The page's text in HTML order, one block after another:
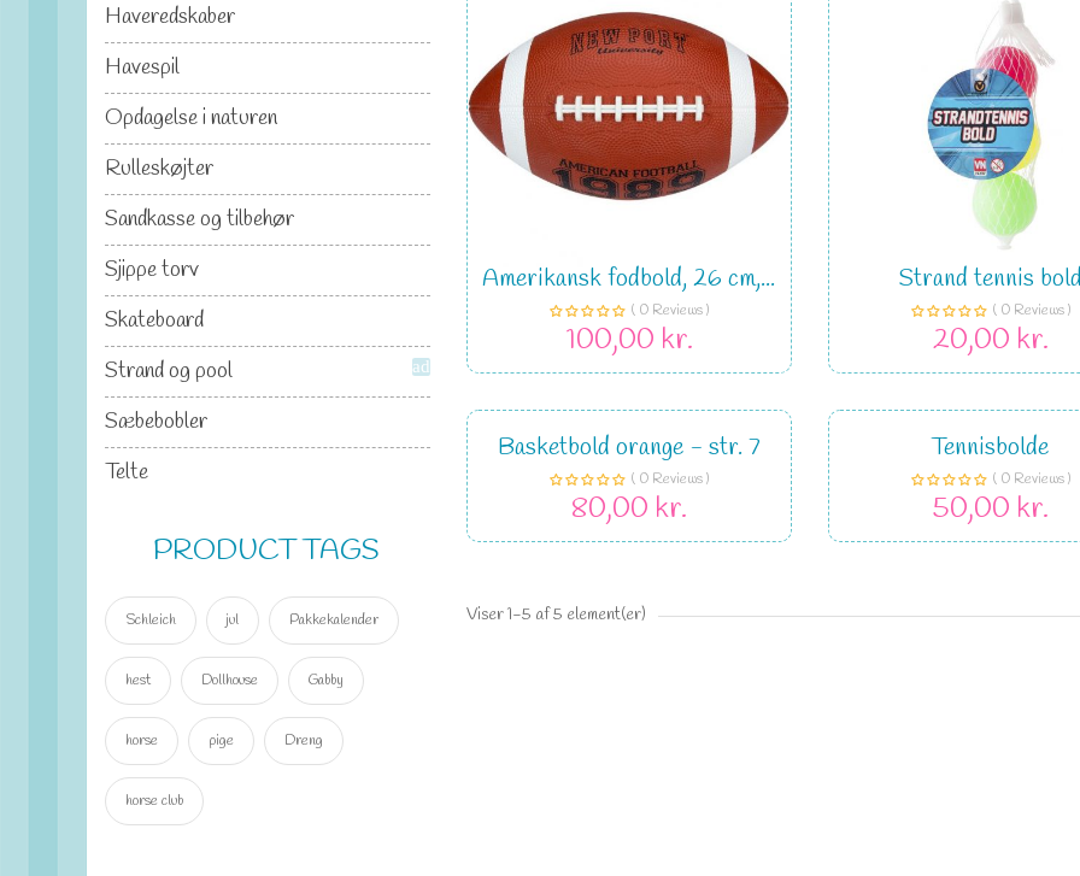
Haveredskaber
Havespil
Opdagelse i naturen
Rulleskøjter
Sandkasse og tilbehør
Sjippe torv
Skateboard
Strand og pool
add
Sæbebobler
Telte
PRODUCT TAGS
Schleich jul Pakkekalender
hest Dollhouse Gabby
horse pige Dreng
horse club
Amerikansk fodbold, 26 cm,...
( 0 Reviews )
100,00 kr.
Strand tennis
( 0 Reviews )
20,00 kr.
Basketbold orange - str. 7
( 0 Reviews )
80,00 kr.
Tennisbolde
( 0 Reviews )
50,00 kr.
Viser 1-5 af 5 element(er)